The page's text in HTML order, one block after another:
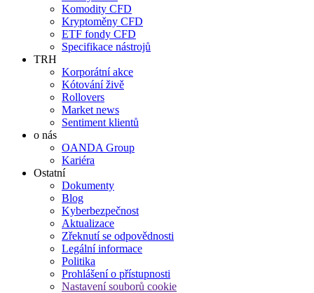
Komodity CFD
Kryptoměny CFD
ETF fondy CFD
Specifikace nástrojů
TRH
Korporátní akce
Kótování živě
Rollovers
Market news
Sentiment klientů
o nás
OANDA Group
Kariéra
Ostatní
Dokumenty
Blog
Kyberbezpečnost
Aktualizace
Zřeknutí se odpovědnosti
Legální informace
Politika
Prohlášení o přístupnosti
Nastavení souborů cookie